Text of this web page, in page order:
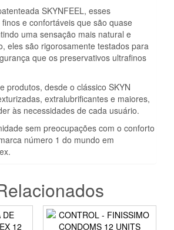
SKYNFEEL, esses
e confortáveis que são quase
uma sensação mais natural e
eles são rigorosamente testados para
que os preservativos ultrafinos
produtos, desde o clássico SKYN
extralubrificantes e maiores,
às necessidades de cada usuário.
sem preocupações com o conforto
número 1 do mundo em